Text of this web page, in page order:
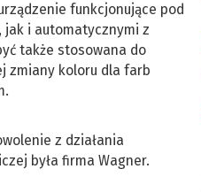
funkcjonujące pod
jak i automatycznymi z
także stosowana do
zmiany koloru dla farb
z działania
była firma Wagner.